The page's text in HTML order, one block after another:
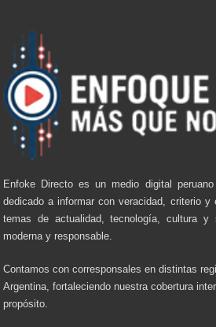
Enfoke Directo es un medio digital peruano
dedicado a informar con veracidad, criterio y
temas de actualidad, tecnología, cultura y
moderna y responsable.
Contamos con corresponsales en distintas
Argentina, fortaleciendo nuestra cobertura
propósito.